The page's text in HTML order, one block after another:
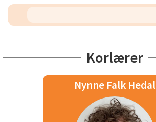
Korlærer
Nynne Falk Hedal